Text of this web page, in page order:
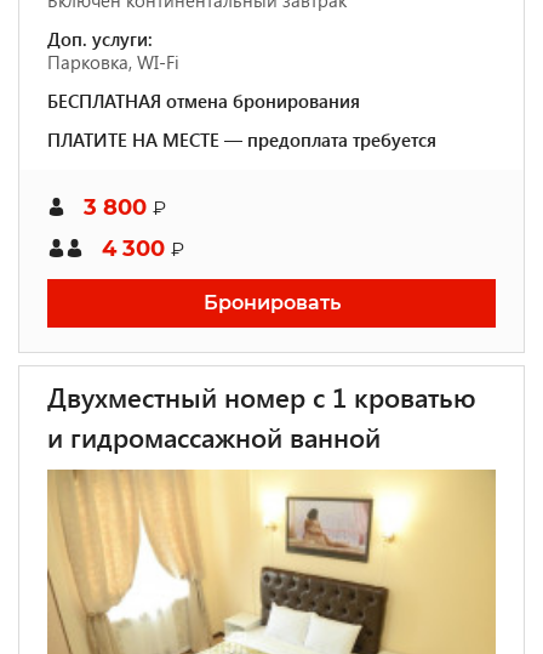
Доп. услуги:
Парковка, WI-Fi
БЕСПЛАТНАЯ отмена бронирования
ПЛАТИТЕ НА МЕСТЕ — предоплата требуется
3 800 ₽
4 300 ₽
Бронировать
Двухместный номер с 1 кроватью
и гидромассажной ванной